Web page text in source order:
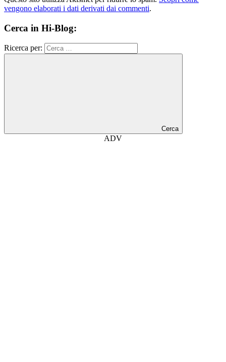
vengono elaborati i dati derivati dai commenti.
Cerca in Hi-Blog:
Ricerca per:
Cerca
ADV